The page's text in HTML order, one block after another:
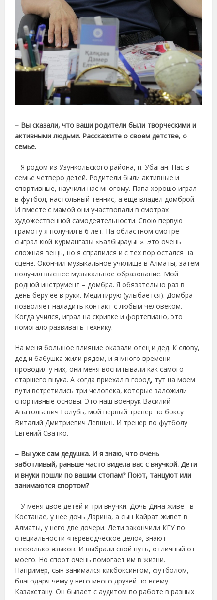
– Вы сказали, что ваши родители были творческими и
активными людьми. Расскажите о своем детстве, о
семье.
– Я родом из Узункольского района, п. Убаган. Нас в
семье четверо детей. Родители были активные и
спортивные, научили нас многому. Папа хорошо играл
в футбол, настольный теннис, а еще владел домброй.
И вместе с мамой они участвовали в смотрах
художественной самодеятельности. Свою первую
грамоту я получил в 6 лет. На областном смотре
сыграл кюй Курмангазы «Балбырауын». Это очень
сложная вещь, но я справился и с тех пор остался на
сцене. Окончил музыкальное училище в Алматы, затем
получил высшее музыкальное образование. Мой
родной инструмент – домбра. Я обязательно раз в
день беру ее в руки. Медитирую (улыбается). Домбра
позволяет наладить контакт с любым человеком.
Когда учился, играл на скрипке и фортепиано, это
помогало развивать технику.
На меня большое влияние оказали отец и дед. К слову,
дед и бабушка жили рядом, и я много времени
проводил у них, они меня воспитывали как самого
старшего внука. А когда приехал в город, тут на моем
пути встретились три человека, которые заложили
спортивные основы. Это наш военрук Василий
Анатольевич Голубь, мой первый тренер по боксу
Виталий Дмитриевич Левшин. И тренер по футболу
Евгений Сватко.
– Вы уже сам дедушка. И я знаю, что очень
заботливый, раньше часто видела вас с внучкой. Дети
и внуки пошли по вашим стопам? Поют, танцуют или
занимаются спортом?
– У меня двое детей и три внучки. Дочь Дина живет в
Костанае, у нее дочь Дарина, а сын Кайрат живет в
Алматы, у него две дочери. Дети закончили КГУ по
специальности «переводческое дело», знают
несколько языков. И выбрали свой путь, отличный от
моего. Но спорт очень помогает им в жизни.
Например, сын занимался кикбоксингом, футболом,
благодаря чему у него много друзей по всему
Казахстану. Он бывает с аудитом по работе в разных